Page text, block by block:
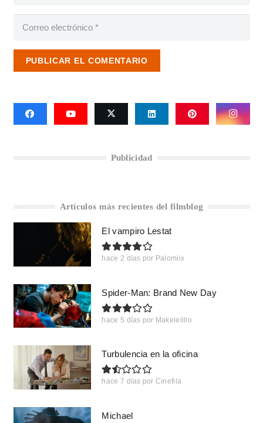
PUBLICAR EL COMENTARIO
Publicidad
Artículos más recientes del filmblog
El vampiro Lestat
hace 2 días por Palomiix
Spider-Man: Brand New Day
hace 5 días por Makelelillo
Turbulencia en la oficina
hace 7 días por Cinefila
Michael